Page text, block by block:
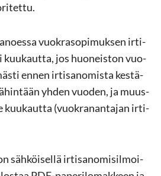
vuo­kra­so­pi­muk­sen ir­ti­
kuu­kaut­ta, jos huo­neis­ton vuo­
ennen ir­ti­sa­no­mis­ta kes­tä­
yhden vuo­den, ja muus­
kuu­kaut­ta (vuo­kra­nan­ta­jan ir­ti­
säh­köi­sel­lä ir­ti­sa­no­mi­sil­moi­